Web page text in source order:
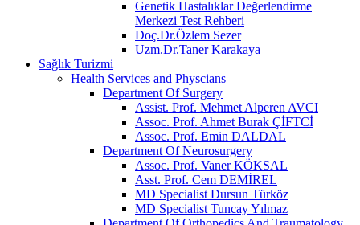
Genetik Hastalıklar Değerlendirme
Merkezi Test Rehberi
Doç.Dr.Özlem Sezer
Uzm.Dr.Taner Karakaya
Sağlık Turizmi
Health Services and Physcians
Department Of Surgery
Assist. Prof. Mehmet Alperen AVCI
Assoc. Prof. Ahmet Burak ÇİFTCİ
Assoc. Prof. Emin DALDAL
Department Of Neurosurgery
Assoc. Prof. Vaner KÖKSAL
Asst. Prof. Cem DEMİREL
MD Specialist Dursun Türköz
MD Specialist Tuncay Yılmaz